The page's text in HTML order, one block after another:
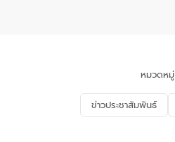
ด้านน้ำ
รองรั
ลงทุนใ
มุ่งตอบ
หมวดหมู่
ข่าวประชาสัมพันธ์